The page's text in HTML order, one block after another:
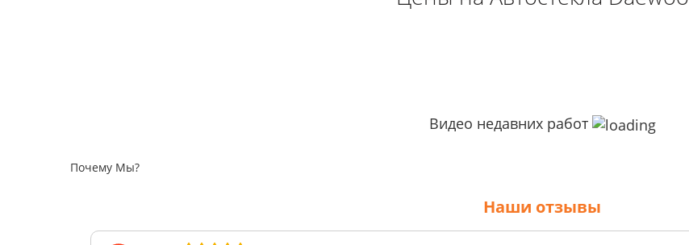
Видео недавних работ
Почему Мы?
Наши отзывы